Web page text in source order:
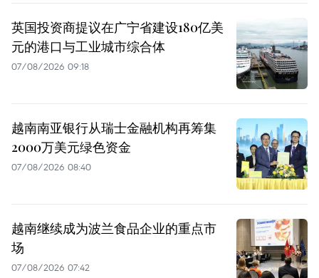
英国投资商提议在广宁省建设180亿美
元的港口与工业城市综合体
07/08/2026 09:18
越南南亚银行从瑞士金融机构再筹集
2000万美元绿色资金
07/08/2026 08:40
越南继续成为波兰食品企业的重点市
场
07/08/2026 07:42